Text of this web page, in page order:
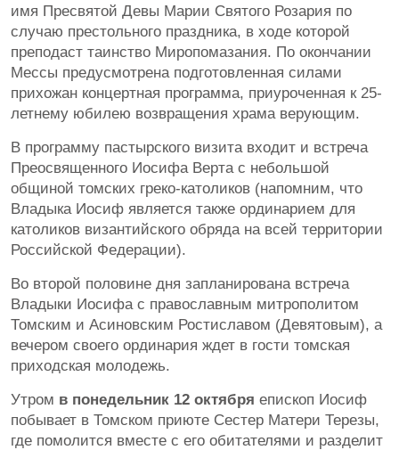
имя Пресвятой Девы Марии Святого Розария по
случаю престольного праздника, в ходе которой
преподаст таинство Миропомазания. По окончании
Мессы предусмотрена подготовленная силами
прихожан концертная программа, приуроченная к 25-
летнему юбилею возвращения храма верующим.
В программу пастырского визита входит и встреча
Преосвященного Иосифа Верта с небольшой
общиной томских греко-католиков (напомним, что
Владыка Иосиф является также ординарием для
католиков византийского обряда на всей территории
Российской Федерации).
Во второй половине дня запланирована встреча
Владыки Иосифа с православным митрополитом
Томским и Асиновским Ростиславом (Девятовым), а
вечером своего ординария ждет в гости томская
приходская молодежь.
Утром в понедельник 12 октября епископ Иосиф
побывает в Томском приюте Сестер Матери Терезы,
где помолится вместе с его обитателями и разделит